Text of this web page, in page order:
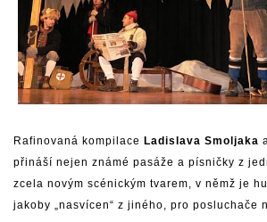
Rafinovaná kompilace Ladislava Smoljaka
přináší nejen známé pasáže a písničky z
zcela novým scénickým tvarem, v němž je
jakoby „nasvícen“ z jiného, pro posluchače